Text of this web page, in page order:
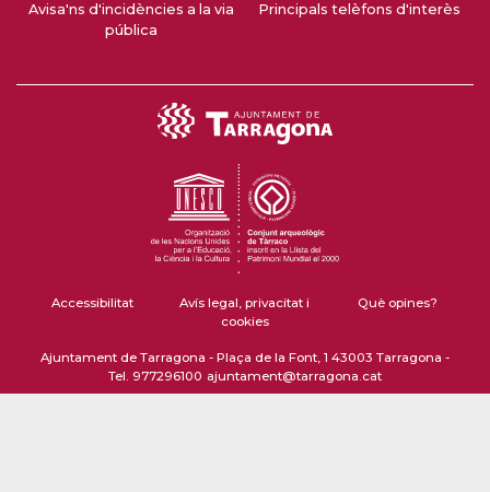
Avisa'ns d'incidències a la via
pública
Principals telèfons d'interès
Accessibilitat
Avís legal, privacitat i
cookies
Què opines?
Ajuntament de Tarragona - Plaça de la Font, 1 43003 Tarragona -
Tel. 977296100 ajuntament@tarragona.cat